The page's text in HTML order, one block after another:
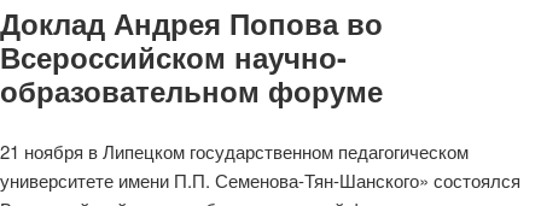
Доклад Андрея Попова во
Всероссийском научно-
образовательном форуме
21 ноября в Липецком государственном педагогическом
университете имени П.П. Семенова-Тян-Шанского» состоялся